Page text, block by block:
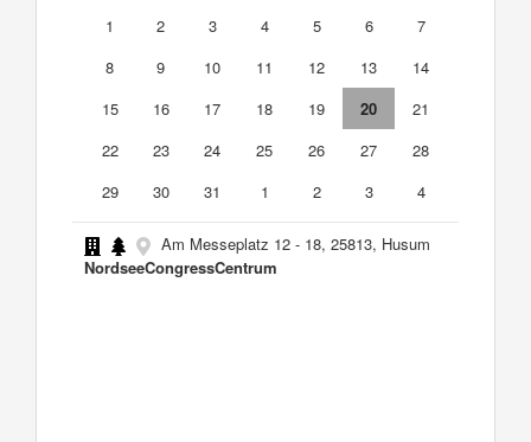
1
2 3 4 5 6
7
8
9 10 11 12 13
14
15
16 17 18 19 20
21
22
23 24 25 26 27
28
29
30 31 1 2 3 4
Am Messeplatz 12 - 18, 25813, Husum
NordseeCongressCentrum